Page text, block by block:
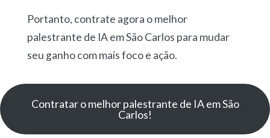
Portanto, contrate agora o melhor
palestrante de IA em São Carlos para mudar
seu ganho com mais foco e ação.
Contratar o melhor palestrante de IA em São
Carlos!